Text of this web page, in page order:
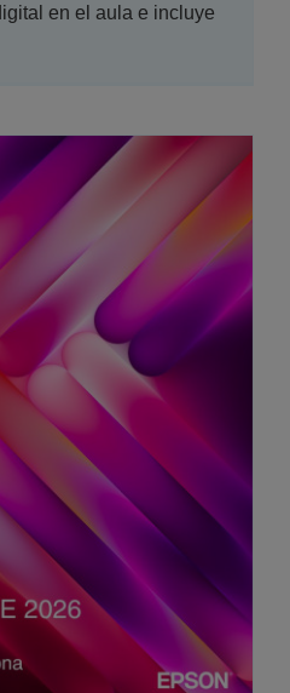
en el aula e incluye